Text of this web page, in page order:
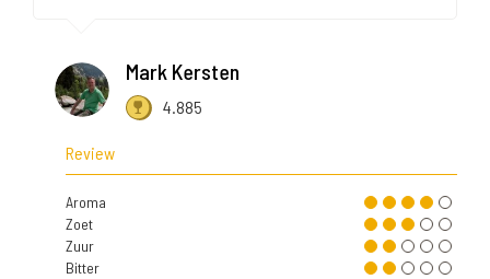
Mark Kersten
4.885
Review
Aroma
Zoet
Zuur
Bitter